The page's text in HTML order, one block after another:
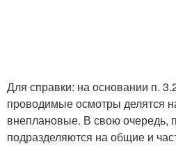
Для справки: на основании п.
проводимые осмотры делятся
внеплановые. В свою очередь,
подразделяются на общие и